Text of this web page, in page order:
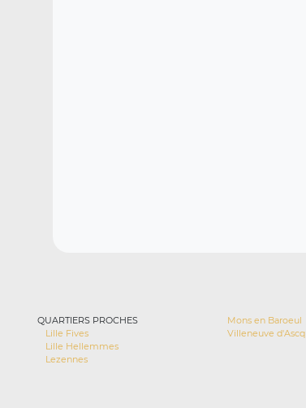
QUARTIERS PROCHES
Lille Fives
Lille Hellemmes
Lezennes
Mons en Baroeul
Villeneuve d'Ascq